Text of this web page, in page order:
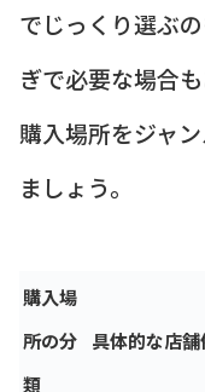
でじっくり選ぶ
ぎで必要な場合
購入場所をジャ
ましょう。
購入場
所の分
類
具体的な店舗